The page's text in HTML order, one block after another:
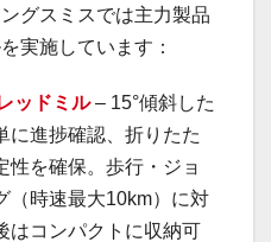
グスミスでは主力製品
実施しています：
ッドミル– 15°傾斜した
に進捗確認、折りたた
性を確保。歩行・ジョ
（時速最大10km）に対
はコンパクトに収納可